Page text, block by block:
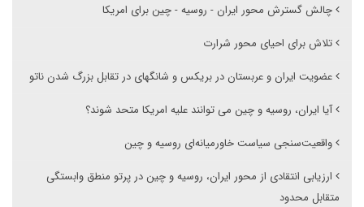
چالش گسترش محور ایران - روسیه - چین برای امریکا
تلاش برای احیای محور شرارت
عضویت ایران و عربستان در بریکس و شانگهای در تقابل بزرگ شدن ناتو
آیا ایران، روسیه و چین می توانند علیه امریکا متحد شوند؟
واقعیت‌سنجی سیاست خاورمیانه‌ای روسیه و چین
ارزیابی انتقادی از محور ایران، روسیه و چین در پرتو منطق وابستگی
متقابل محدود